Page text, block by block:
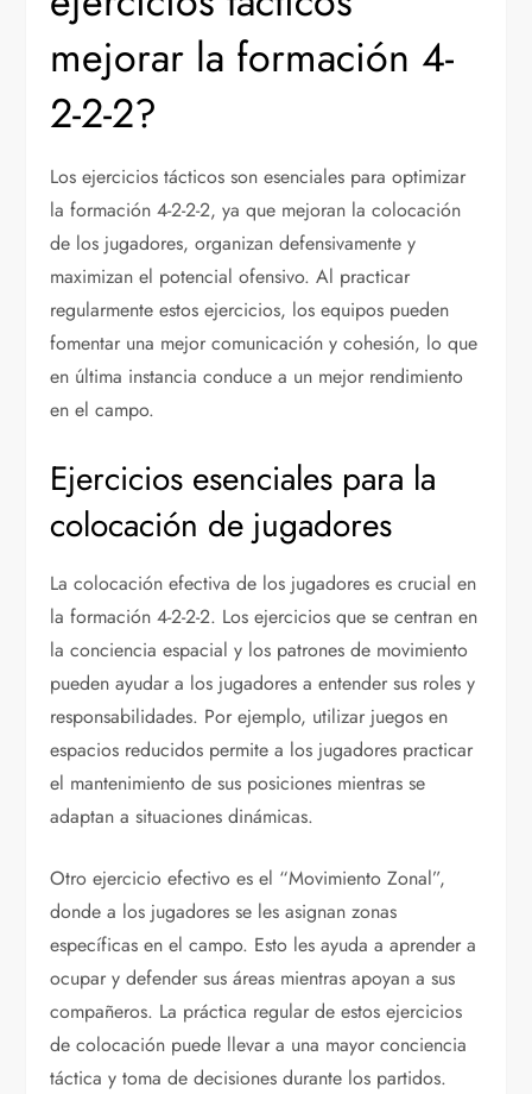
mejorar la formación 4-
2-2-2?
Los ejercicios tácticos son esenciales para optimizar
la formación 4-2-2-2, ya que mejoran la colocación
de los jugadores, organizan defensivamente y
maximizan el potencial ofensivo. Al practicar
regularmente estos ejercicios, los equipos pueden
fomentar una mejor comunicación y cohesión, lo que
en última instancia conduce a un mejor rendimiento
en el campo.
Ejercicios esenciales para la
colocación de jugadores
La colocación efectiva de los jugadores es crucial en
la formación 4-2-2-2. Los ejercicios que se centran en
la conciencia espacial y los patrones de movimiento
pueden ayudar a los jugadores a entender sus roles y
responsabilidades. Por ejemplo, utilizar juegos en
espacios reducidos permite a los jugadores practicar
el mantenimiento de sus posiciones mientras se
adaptan a situaciones dinámicas.
Otro ejercicio efectivo es el “Movimiento Zonal”,
donde a los jugadores se les asignan zonas
específicas en el campo. Esto les ayuda a aprender a
ocupar y defender sus áreas mientras apoyan a sus
compañeros. La práctica regular de estos ejercicios
de colocación puede llevar a una mayor conciencia
táctica y toma de decisiones durante los partidos.